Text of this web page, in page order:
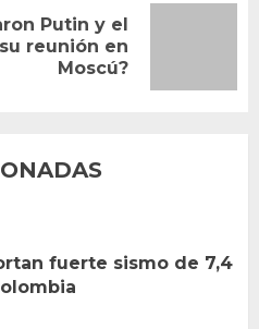
Putin y el
reunión en
Moscú?
fuerte sismo de 7,4